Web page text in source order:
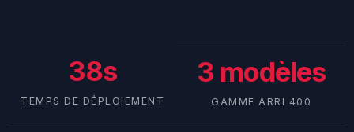
38s
TEMPS DE DÉPLOIEMENT
3 modèles
GAMME ARRI 400